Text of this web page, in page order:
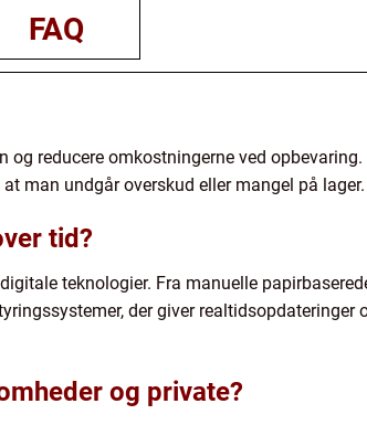
FAQ
reducere omkostningerne ved opbevaring.
man undgår overskud eller mangel på lager.
tid?
teknologier. Fra manuelle
der giver realtidsopdateringer
og private?